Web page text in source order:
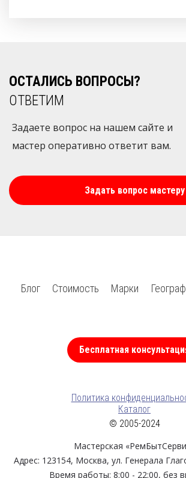
ОСТАЛИСЬ ВОПРОСЫ?
ОТВЕТИМ
Задаете вопрос на нашем сайте и
мастер оперативно ответит вам.
Задать вопрос мастеру
Блог Стоимость Марки
Бесплатная
Политика
Каталог
© 2005-2024
Мастерская
Адрес: 123154, Москва, ул. Генерала
Время работы: 8:00 - 22:00, без